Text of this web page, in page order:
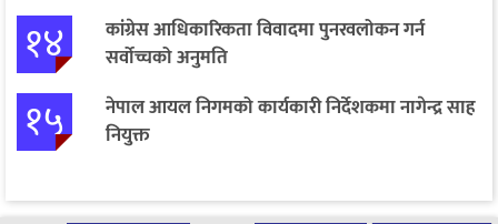
१४
कांग्रेस आधिकारिकता विवादमा पुनरवलोकन गर्न
सर्वोच्चको अनुमति
१५
नेपाल आयल निगमको कार्यकारी निर्देशकमा नागेन्द्र साह
नियुक्त